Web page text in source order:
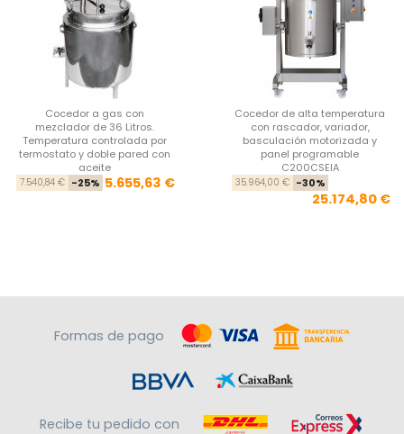
Cocedor a gas con
mezclador de 36 Litros.
Temperatura controlada por
termostato y doble pared con
aceite
Precio base
7.540,84 € -25% Precio
5.655,63 €
Cocedor de alta temperatura
con rascador, variador,
basculación motorizada y
panel programable
C200CSEIA
35.964,00 € -30%
25.174,80 €
Formas de pago
Recibe tu pedido con